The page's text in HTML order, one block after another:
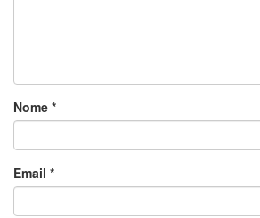
Nome *
Email *